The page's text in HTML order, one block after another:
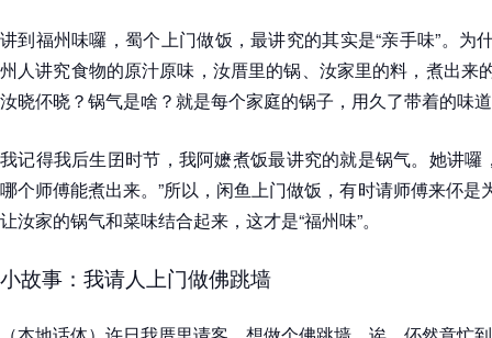
讲到福州味囉，蜀个上门做饭，最讲究的其实是“亲手味”。为
州人讲究食物的原汁原味，汝厝里的锅、汝家里的料，煮出来
汝晓伓晓？锅气是啥？就是每个家庭的锅子，用久了带着的味
我记得我后生囝时节，我阿嬷煮饭最讲究的就是锅气。她讲囉
哪个师傅能煮出来。”所以，闲鱼上门做饭，有时请师傅来伓是
让汝家的锅气和菜味结合起来，这才是“福州味”。
小故事：我请人上门做佛跳墙